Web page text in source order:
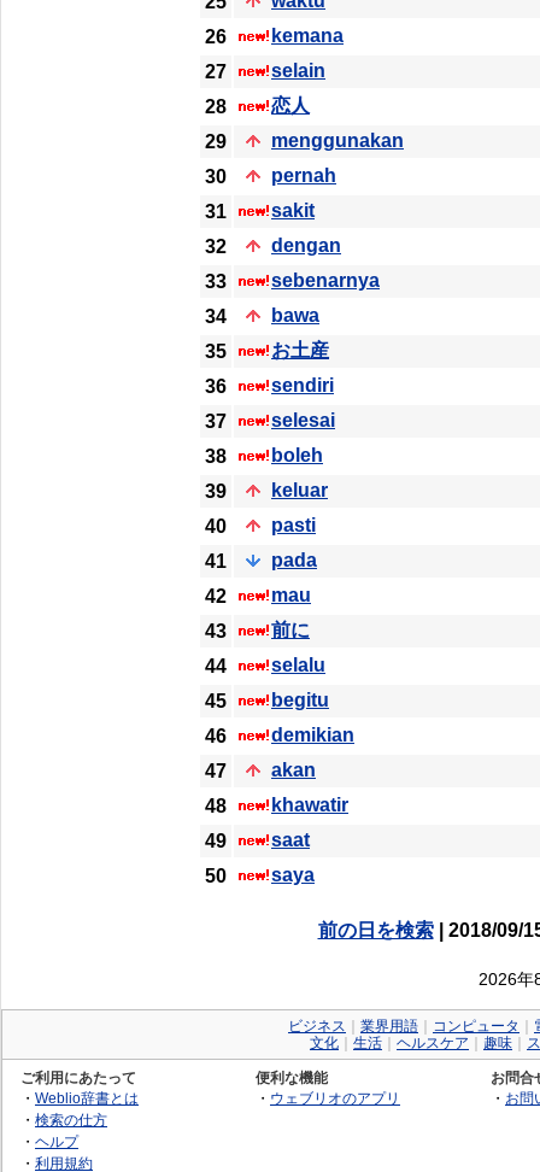
26
kemana
27
selain
28
恋人
29
menggunakan
30
pernah
31
sakit
32
dengan
33
sebenarnya
34
bawa
35
お土産
36
sendiri
37
selesai
38
boleh
39
keluar
40
pasti
41
pada
42
mau
43
前に
44
selalu
45
begitu
46
demikian
47
akan
48
khawatir
49
saat
50
saya
前の日を検索| 2018/09/
2026年
ビジネス 業界用語 コンピュータ
文化
生活 ヘルスケア 趣味
ご利用にあたって
・ Weblio辞書とは
・ 検索の仕方
・ ヘルプ
・ 利用規約
便利な機能
・ ウェブリオのアプリ
お問合
・ お問